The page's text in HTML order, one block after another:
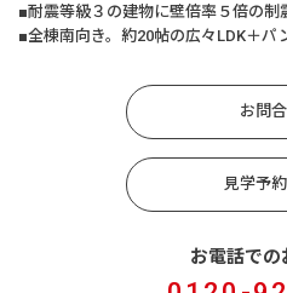
■耐震等級３の建物に壁倍率５倍の制
■全棟南向き。約20帖の広々LDK＋パ
お問
見学予
お電話での